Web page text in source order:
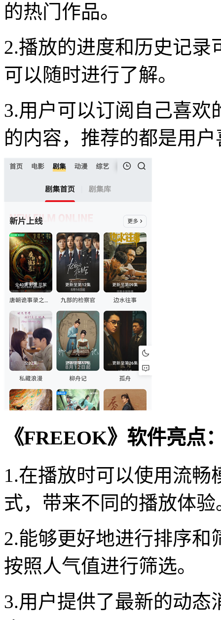
的热门作品。
2.播放的进度和历史记
可以随时进行了解。
3.用户可以订阅自己喜
的内容，推荐的都是用
《FREEOK》软件亮点
1.在播放时可以使用流
式，带来不同的播放体验
2.能够更好地进行排序
按照人气值进行筛选。
3.用户提供了最新的动